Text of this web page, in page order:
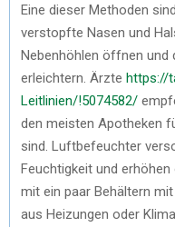
Eine dieser Methoden
verstopfte Nasen und
Nebenhöhlen öffnen und
erleichtern. Ärzte https://
Leitlinien/!5074582/
den meisten Apotheken
sind. Luftbefeuchter
Feuchtigkeit und
mit ein paar Behältern
aus Heizungen oder